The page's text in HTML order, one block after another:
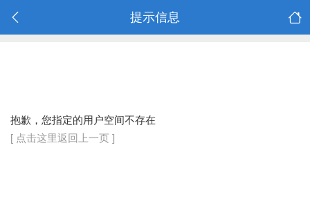
提示信息
抱歉，您指定的用户空间不存在
[ 点击这里返回上一页 ]